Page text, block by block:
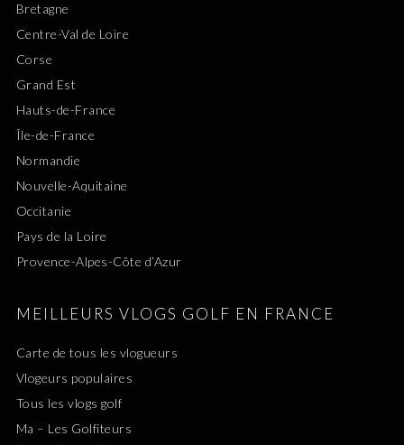
Bretagne
Centre-Val de Loire
Corse
Grand Est
Hauts-de-France
Île-de-France
Normandie
Nouvelle-Aquitaine
Occitanie
Pays de la Loire
Provence-Alpes-Côte d’Azur
MEILLEURS VLOGS GOLF EN FRANCE
Carte de tous les vlogueurs
Vlogeurs populaires
Tous les vlogs golf
Ma – Les Golfiteurs